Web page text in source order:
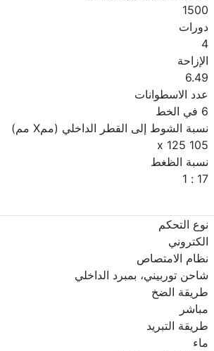
1500
دورات
4
الإزاحة
6.49
عدد الاسطوانات
6 في الخط
نسبة الشوط إلى القطر الداخلي (ممX مم)
105 x 125
نسبة الظغط
17 : 1
نوع التحكم
الكتروني
نظام الامتصاص
شاحن توربيني، بمبرد الداخلي
طريقة الضخ
مباشر
طريقة التبريد
ماء